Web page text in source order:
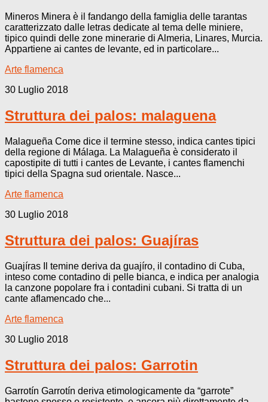
Mineros Minera è il fandango della famiglia delle tarantas
caratterizzato dalle letras dedicate al tema delle miniere,
tipico quindi delle zone minerarie di Almeria, Linares, Murcia.
Appartiene ai cantes de levante, ed in particolare...
Arte flamenca
30 Luglio 2018
Struttura dei palos: malaguena
Malagueña Come dice il termine stesso, indica cantes tipici
della regione di Málaga. La Malagueña è considerato il
capostipite di tutti i cantes de Levante, i cantes flamenchi
tipici della Spagna sud orientale. Nasce...
Arte flamenca
30 Luglio 2018
Struttura dei palos: Guajíras
Guajíras Il temine deriva da guajíro, il contadino di Cuba,
inteso come contadino di pelle bianca, e indica per analogia
la canzone popolare fra i contadini cubani. Si tratta di un
cante aflamencado che...
Arte flamenca
30 Luglio 2018
Struttura dei palos: Garrotin
Garrotín Garrotín deriva etimologicamente da “garrote”